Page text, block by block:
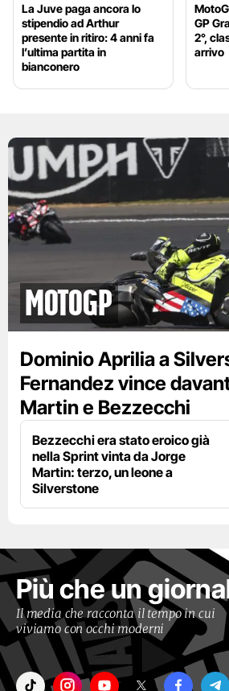
La Juve paga ancora lo
stipendio ad Arthur
presente in ritiro: 4 anni fa
l’ultima partita in
bianconero
GP
2°,
arrivo
motogp
Dominio Aprilia a
Fernandez vince
Martin e Bezzecchi
Bezzecchi era stato eroico già
nella Sprint vinta da Jorge
Martin: terzo, un leone a
Silverstone
Più che un
Il media che racconta il tempo in cui
viviamo con occhi moderni